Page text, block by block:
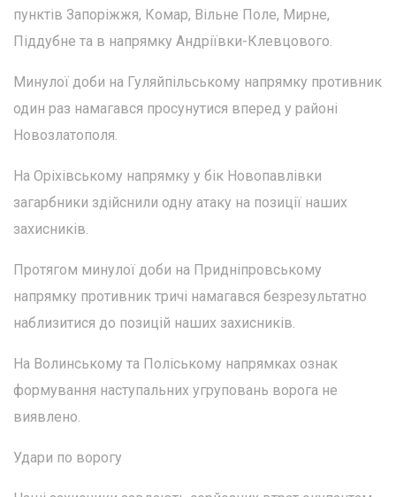
пунктів Запоріжжя, Комар, Вільне Поле, Мирне,
Піддубне та в напрямку Андріївки-Клевцового.
Минулої доби на Гуляйпільському напрямку противник
один раз намагався просунутися вперед у районі
Новозлатополя.
На Оріхівському напрямку у бік Новопавлівки
загарбники здійснили одну атаку на позиції наших
захисників.
Протягом минулої доби на Придніпровському
напрямку противник тричі намагався безрезультатно
наблизитися до позицій наших захисників.
На Волинському та Поліському напрямках ознак
формування наступальних угруповань ворога не
виявлено.
Удари по ворогу